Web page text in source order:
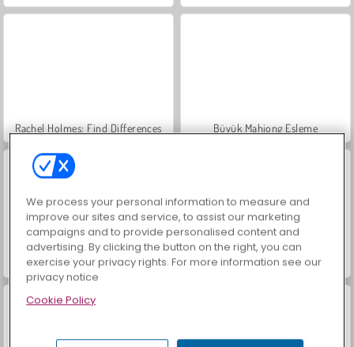
Rachel Holmes: Find Differences Büyük Mahjong Eşleme
İçecekleri Eşle Trollface Quest: USA 2
We process your personal information to measure and
improve our sites and service, to assist our marketing
campaigns and to provide personalised content and
advertising. By clicking the button on the right, you can
exercise your privacy rights. For more information see our
privacy notice
Cookie Policy